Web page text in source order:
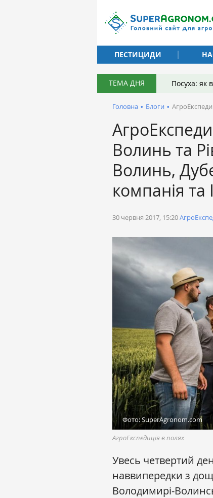
ПЕСТИЦИДИ
ТЕМА ДНЯ Посуха: як
Головна • Блоги •
Волинь та
Волинь,
компанія та
30 червня 2017, 15:20
Фото: SuperAgronom.com
АгроЕкспедиція в полях
Увесь четвертий
наввипередки з
Володимирі-